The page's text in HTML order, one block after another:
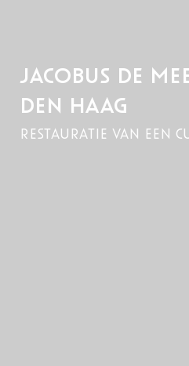
JACOBUS DE
DEN HAAG
restauratie van een